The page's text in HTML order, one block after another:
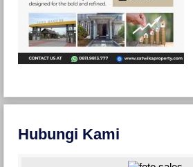
Hubungi Kami